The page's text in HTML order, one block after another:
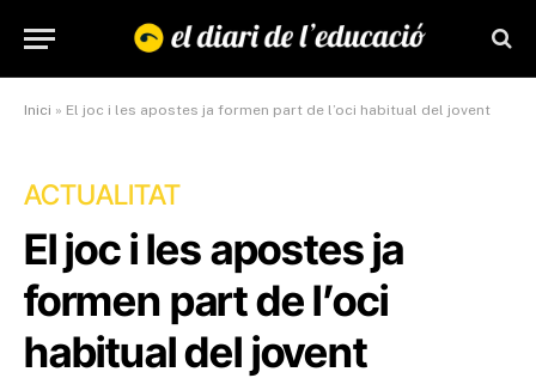
Inici » El joc i les apostes ja formen part de l’oci habitual del jovent
ACTUALITAT
El joc i les apostes ja
formen part de l’oci
habitual del jovent